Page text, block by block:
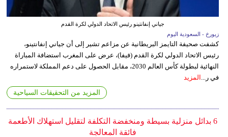
جياني إنفانتينو رئيس الاتحاد الدولي لكرة القدم
زيورخ - السعودية اليوم
كشفت صحيفة التايمز البريطانية عن مزاعم تشير إلى أن جياني إنفانتينو،
رئيس الاتحاد الدولي لكرة القدم (فيفا)، عرض على المغرب استضافة المباراة
النهائية لبطولة كأس العالم 2030، مقابل الحصول على دعم المملكة لاستمراره
في ر...
المزيد
المزيد من التحقيقات السياحية
6 بدائل منزلية بسيطة ومنخفضة التكلفة لتقليل استهلاك الأطعمة
فائقة المعالجة